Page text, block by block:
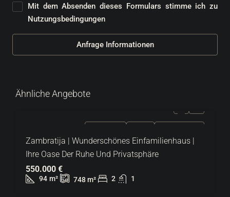
Mit dem Absenden dieses Formulars stimme ich zu
Nutzungsbedingungen
Anfrage Informationen
Ähnliche Angebote
Zambratija | Wunderschönes Einfamilienhaus |
Ihre Oase Der Ruhe Und Privatsphäre
550.000 €
94 m² 748m² 2 1